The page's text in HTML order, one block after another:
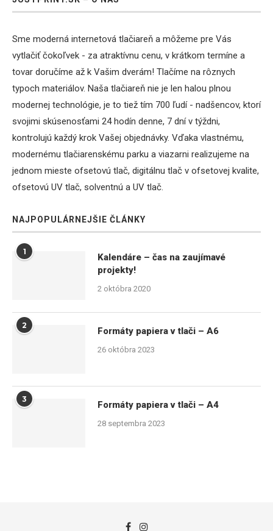
Sme moderná internetová tlačiareň a môžeme pre Vás
vytlačiť čokoľvek - za atraktívnu cenu, v krátkom termíne a
tovar doručíme až k Vašim dverám! Tlačíme na rôznych
typoch materiálov. Naša tlačiareň nie je len halou plnou
modernej technológie, je to tiež tím 700 ľudí - nadšencov, ktorí
svojimi skúsenosťami 24 hodín denne, 7 dní v týždni,
kontrolujú každý krok Vašej objednávky. Vďaka vlastnému,
modernému tlačiarenskému parku a viazarni realizujeme na
jednom mieste ofsetovú tlač, digitálnu tlač v ofsetovej kvalite,
ofsetovú UV tlač, solventnú a UV tlač.
NAJPOPULÁRNEJŠIE ČLÁNKY
1
Kalendáre – čas na zaujímavé
projekty!
2 októbra 2020
2
Formáty papiera v tlači – A6
26 októbra 2023
3
Formáty papiera v tlači – A4
28 septembra 2023